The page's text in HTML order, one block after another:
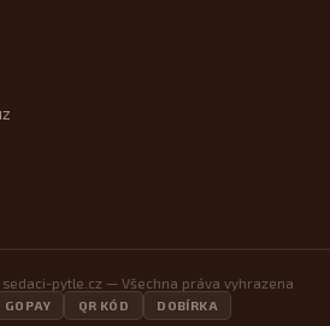
sedaci-pytle.cz — Všechna práva vyhrazena
GOPAY QR KÓD DOBÍRKA